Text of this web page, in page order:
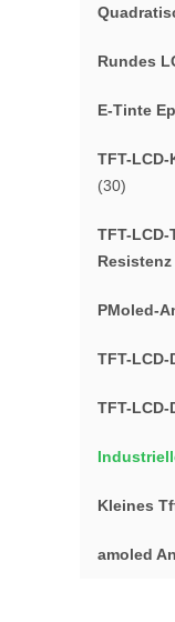
Rundes
E-Tinte
TFT-
(30)
TFT-
Resistenz
PMoled-
TFT-
TFT-
Kleines
amoled